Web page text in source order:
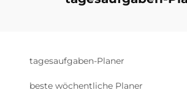
tagesaufgaben-Planer
beste wöchentliche Planer